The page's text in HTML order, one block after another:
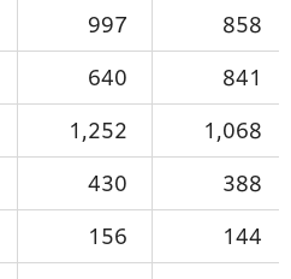
997 858
640 841
1,252 1,068
430 388
156 144